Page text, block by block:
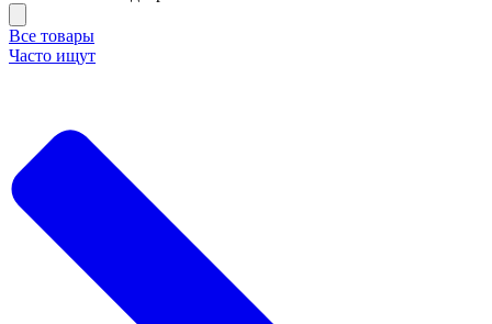
Все товары
Часто ищут